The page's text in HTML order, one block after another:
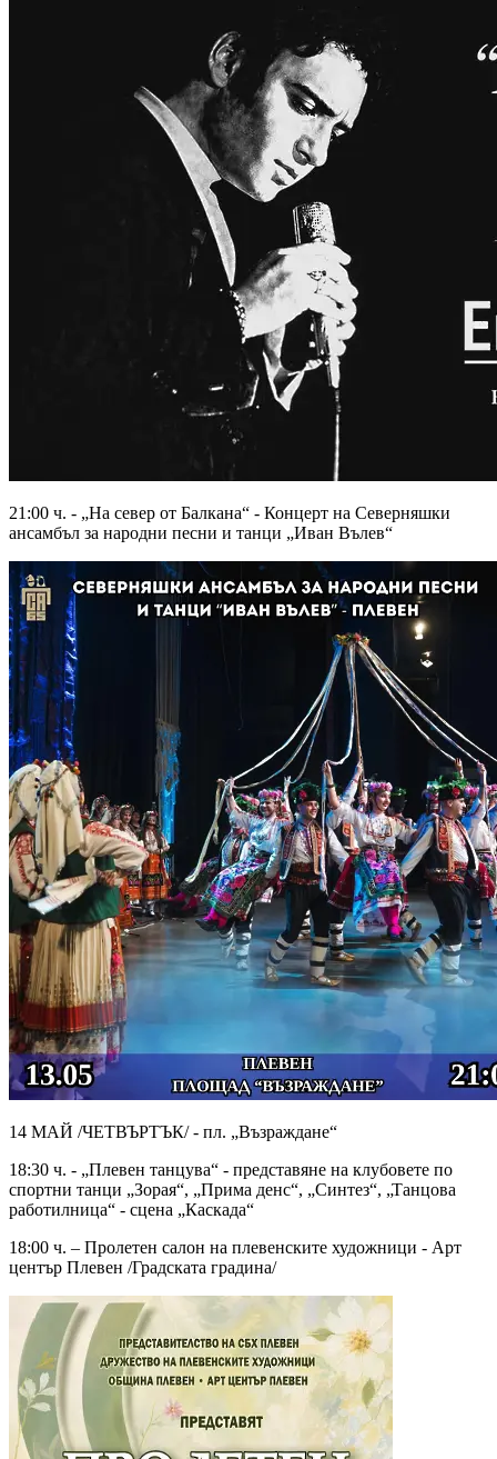
21:00 ч. - „На север от Балкана“ - Концерт на Северняшки
ансамбъл за народни песни и танци „Иван Вълев“
14 МАЙ /ЧЕТВЪРТЪК/ - пл. „Възраждане“
18:30 ч. - „Плевен танцува“ - представяне на клубовете по
спортни танци „Зорая“, „Прима денс“, „Синтез“, „Танцова
работилница“ - сцена „Каскада“
18:00 ч. – Пролетен салон на плевенските художници - Арт
център Плевен /Градската градина/